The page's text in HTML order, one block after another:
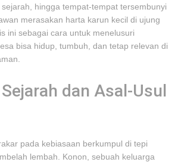
hingga tempat-tempat tersembunyi
merasakan harta karun kecil di ujung
ini sebagai cara untuk menelusuri
bisa hidup, tumbuh, dan tetap relevan di
dan Asal-Usul
pada kebiasaan berkumpul di tepi
lembah. Konon, sebuah keluarga